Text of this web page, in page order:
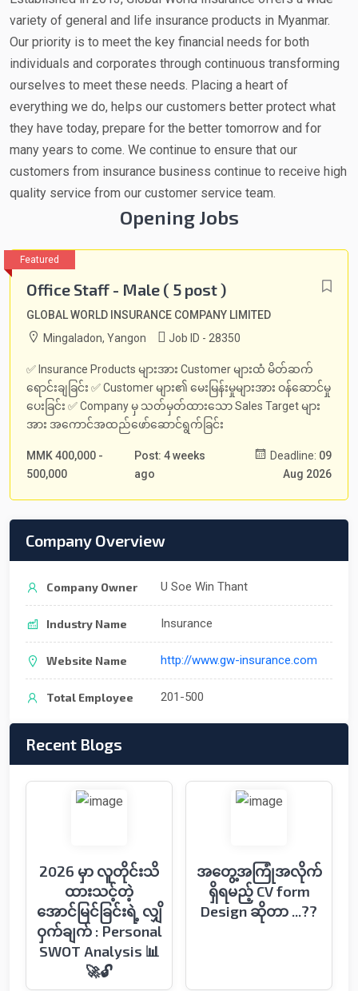
variety of general and life insurance products in Myanmar.
Our priority is to meet the key financial needs for both
individuals and corporates through continuous transforming
ourselves to meet these needs. Placing a heart of
everything we do, helps our customers better protect what
they have today, prepare for the better tomorrow and for
many years to come. We continue to ensure that our
customers from insurance business continue to receive high
quality service from our customer service team.
Opening Jobs
Office Staff - Male ( 5 post )
GLOBAL WORLD INSURANCE COMPANY LIMITED
Mingaladon, Yangon
Job ID - 28350
✅ Insurance Products များအား Customer များထံ မိတ်ဆက်
ရောင်းချခြင်း ✅ Customer များ၏ မေးမြန်းမှုများအား ဝန်ဆောင်မှု
ပေးခြင်း ✅ Company မှ သတ်မှတ်ထားသော Sales Target များ
အား အကောင်အထည်ဖော်ဆောင်ရွက်ခြင်း
MMK 400,000 -
500,000
Post: 4 weeks
ago
Deadline: 09
Aug 2026
Company Overview
Company Owner U Soe Win Thant
Industry Name Insurance
Website Name http://www.gw-insurance.com
Total Employee 201-500
Recent Blogs
2026 မှာ လူတိုင်းသိ
ထားသင့်တဲ့
အောင်မြင်ခြင်းရဲ့ လျှိ
ဝှက်ချက် : Personal
SWOT Analysis 📊
🚀🔓
အတွေ့အကြုံအလိုက်
ရှိရမည့် CV form
Design ဆိုတာ ...??